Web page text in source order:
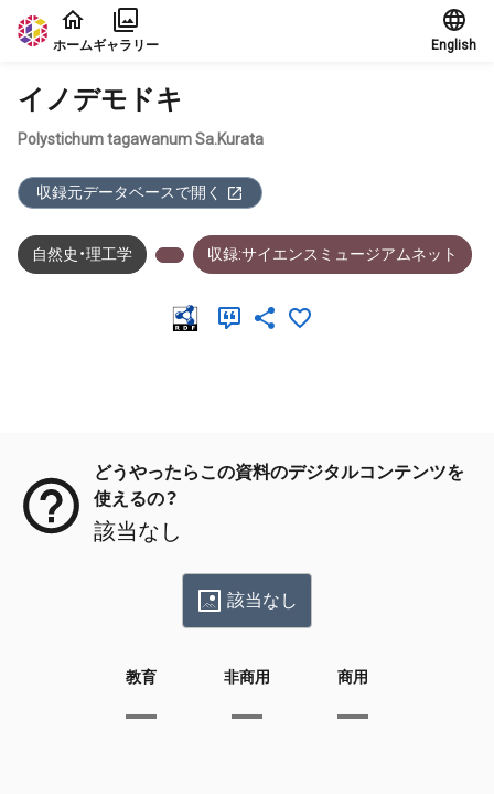
本文に飛ぶ
ホームギャラリー English
イノデモドキ
Polystichum tagawanum Sa.Kurata
収録元データベースで開く
自然史・理工学 収録:サイエンスミュージアムネット
どうやったらこの資料のデジタルコンテンツを
使えるの？
該当なし
該当なし
教育 非商用 商用